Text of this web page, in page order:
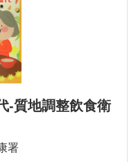
-質地調整飲食衛
署